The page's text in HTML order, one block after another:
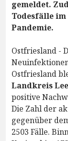
gemeldet.
Todesfälle
Pandemie.
Ostfriesland -
Ostfriesland
Landkreis
positive
Die Zahl der
gegenüber
2503 Fälle.